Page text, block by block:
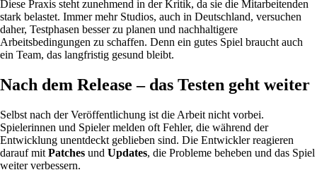
Diese Praxis steht zunehmend in der Kritik, da sie die Mitarbeitenden
stark belastet. Immer mehr Studios, auch in Deutschland, versuchen
daher, Testphasen besser zu planen und nachhaltigere
Arbeitsbedingungen zu schaffen. Denn ein gutes Spiel braucht auch
ein Team, das langfristig gesund bleibt.
Nach dem Release – das Testen geht weiter
Selbst nach der Veröffentlichung ist die Arbeit nicht vorbei.
Spielerinnen und Spieler melden oft Fehler, die während der
Entwicklung unentdeckt geblieben sind. Die Entwickler reagieren
darauf mit Patches und Updates, die Probleme beheben und das Spiel
weiter verbessern.